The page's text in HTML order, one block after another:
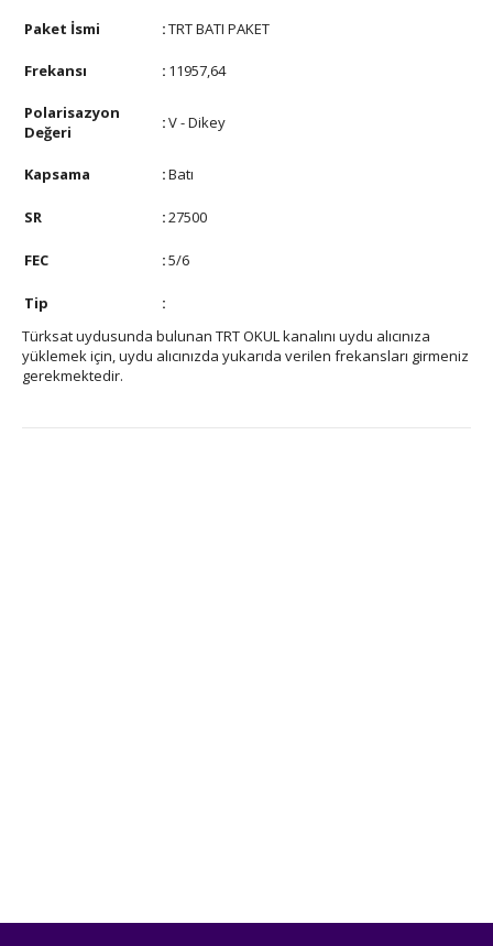
Paket İsmi :TRT BATI PAKET
Frekansı : 11957,64
Polarisazyon
Değeri
:V - Dikey
Kapsama :Batı
SR :27500
FEC :5/6
Tip
:
Türksat uydusunda bulunan TRT OKUL kanalını uydu alıcınıza
yüklemek için, uydu alıcınızda yukarıda verilen frekansları girmeniz
gerekmektedir.